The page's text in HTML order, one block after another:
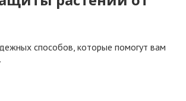
способов, которые помогут вам